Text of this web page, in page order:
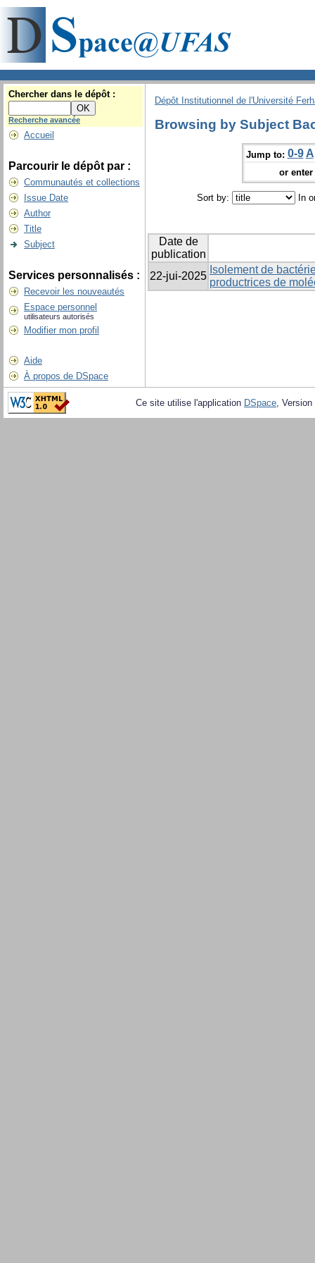
Chercher dans le dépôt :
Recherche avancée
Accueil
Parcourir le dépôt par :
Communautés et collections
Issue Date
Author
Title
Subject
Services personnalisés :
Recevoir les nouveautés
Espace personnel
utilisateurs autorisés
Modifier mon profil
Aide
À propos de DSpace
Dépôt Institutionnel de l'Université
Browsing by Subject
Jump to: 0-9 A
or
Sort by: In
Date de
publication
22-jui-2025
Isolement de
productrices de
Ce site utilise l'application DSpace,